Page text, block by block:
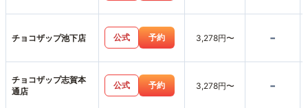
チョコザップ池下店 公式 予約 3,278円〜 -
チョコザップ志賀本
通店
公式 予約 3,278円〜 -